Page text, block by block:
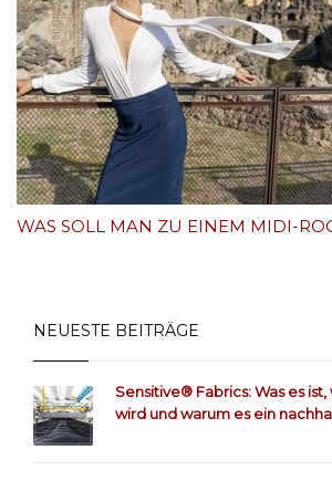
WAS SOLL MAN ZU EINEM MIDI-
NEUESTE BEITRÄGE
Sensitive® Fabrics: Was es
wird und warum es ein